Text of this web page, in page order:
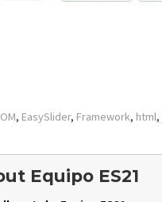
, EasySlider, Framework, html,
Equipo ES21